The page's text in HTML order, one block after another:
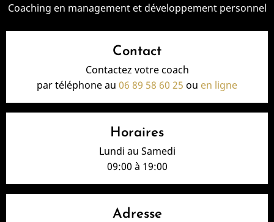
Coaching en management et développement personnel
Contact
Contactez votre coach
par téléphone au 06 89 58 60 25 ou en ligne
Horaires
Lundi au Samedi
09:00 à 19:00
Adresse